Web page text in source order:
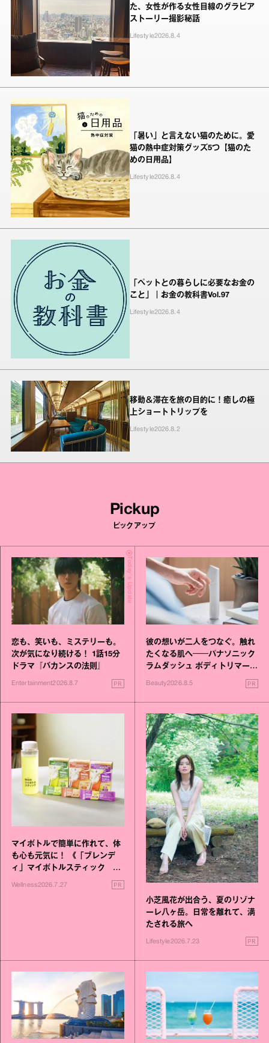
た、女性が作る女性目線のグラビア
ストーリー撮影秘話
Lifestyle2026.8.4
「暑い」と言えない猫のために。愛
猫の熱中症対策グッズ5つ【猫のた
めの日用品】
Lifestyle2026.8.4
「ペットとの暮らしに必要なお金の
こと」｜お金の教科書Vol.97
Lifestyle2026.8.4
移動＆滞在を旅の目的に！癒しの極
上ショートトリップを
Lifestyle2026.8.2
Pickup
ピックアップ
Today's Update
恋も、笑いも、ミステリーも。
次が気になり続ける！ 1話15分
ドラマ『バカンスの法則』
Entertainment2026.8.7 PR
彼の想いが二人をつなぐ。触れ
たくなる肌へ──パナソニック
ラムダッシュ ボディトリマーが
進化！
Beauty2026.8.5 PR
マイボトルで簡単に作れて、体
も心も元気に！ 《「ブレンデ
ィ」マイボトルスティック い
いこと毎日》シリーズが誕生
Wellness2026.7.27 PR
小芝風花が出合う、夏のリゾナ
ーレ八ヶ岳。日常を離れて、満
たされる旅へ
Lifestyle2026.7.23 PR